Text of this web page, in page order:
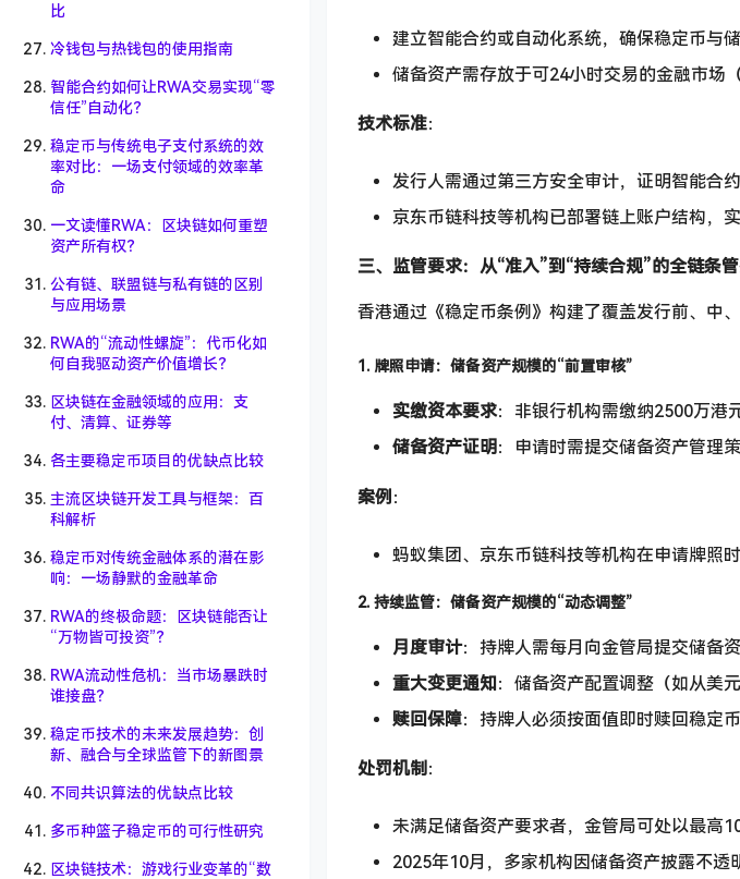
比
冷钱包与热钱包的使用指南
智能合约如何让RWA交易实现“零
信任”自动化？
稳定币与传统电子支付系统的效
率对比：一场支付领域的效率革
命
一文读懂RWA：区块链如何重塑
资产所有权？
公有链、联盟链与私有链的区别
与应用场景
RWA的“流动性螺旋”：代币化如
何自我驱动资产价值增长？
区块链在金融领域的应用：支
付、清算、证券等
各主要稳定币项目的优缺点比较
主流区块链开发工具与框架：百
科解析
稳定币对传统金融体系的潜在影
响：一场静默的金融革命
RWA的终极命题：区块链能否让
“万物皆可投资”？
RWA流动性危机：当市场暴跌时
谁接盘？
稳定币技术的未来发展趋势：创
新、融合与全球监管下的新图景
不同共识算法的优缺点比较
多币种篮子稳定币的可行性研究
区块链技术：游戏行业变革的“数
建立智能合约或自动化系统，确保稳定币与
储备资产需存放于可24小时交易的金融市场
技术标准：
发行人需通过第三方安全审计，证明智能合
京东币链科技等机构已部署链上账户结构，
三、监管要求：从“准入”到“持续合规”的全链条
香港通过《稳定币条例》构建了覆盖发行前、中
1. 牌照申请：储备资产规模的“前置审核”
实缴资本要求：非银行机构需缴纳2500万港
储备资产证明 ：申请时需提交储备资产管理
案例 ：
蚂蚁集团、京东币链科技等机构在申请牌照
2. 持续监管：储备资产规模的“动态调整”
月度审计：持牌人需每月向金管局提交储备
重大变更通知：储备资产配置调整（如从美
赎回保障：持牌人必须按面值即时赎回稳定
处罚机制：
未满足储备资产要求者，金管局可处以最高
2025年10月，多家机构因储备资产披露不透